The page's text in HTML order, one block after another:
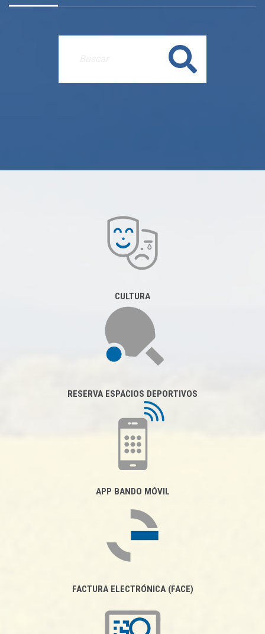
Buscar
CULTURA
RESERVA ESPACIOS DEPORTIVOS
APP BANDO MÓVIL
FACTURA ELECTRÓNICA (FACE)